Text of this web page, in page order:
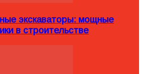
экскаваторы: мощные
в строительстве